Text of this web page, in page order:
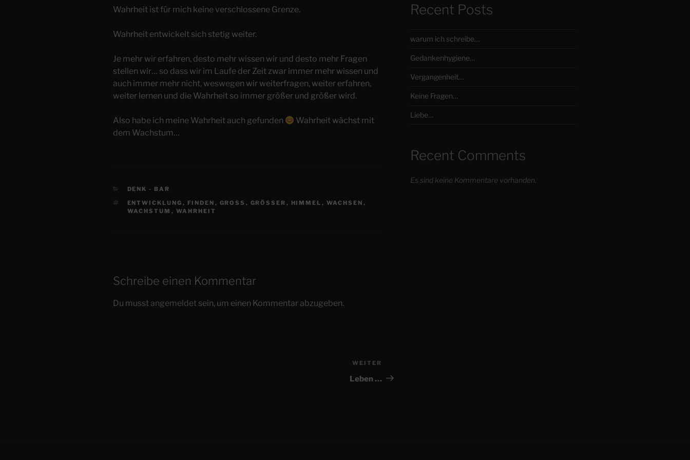
Wahrheit ist für mich keine verschlossene Grenze.
Wahrheit entwickelt sich stetig weiter.
Je mehr wir erfahren, desto mehr wissen wir und desto mehr Fragen
stellen wir… so dass wir im Laufe der Zeit zwar immer mehr wissen und
auch immer mehr nicht, weswegen wir weiterfragen, weiter erfahren,
weiter lernen und die Wahrheit so immer größer und größer wird.
Also habe ich meine Wahrheit auch gefunden
Wahrheit wächst mit
dem Wachstum…
KATEGORIEN
DENK - BAR
SCHLAGWÖRTER
ENTWICKLUNG , FINDEN , GROSS , GRÖSSER , HIMMEL , WACHSEN ,
WACHSTUM , WAHRHEIT
Schreibe einen Kommentar
Du musst angemeldet sein, um einen Kommentar abzugeben.
Beitrag
WEITER
Leben …
Recent Posts
warum ich schreibe…
Gedankenhygiene…
Vergangenheit…
Keine Fragen…
Liebe…
Recent Comments
Es sind keine Kommentare vorhanden.